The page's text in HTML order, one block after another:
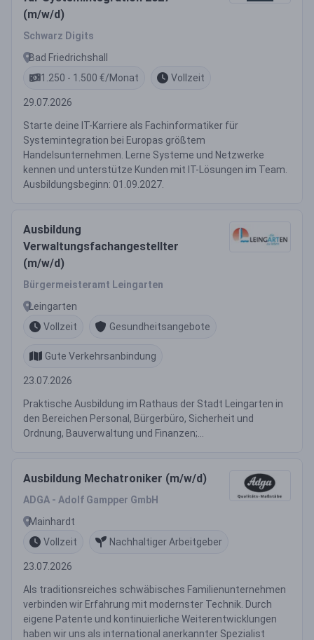
(m/w/d)
Schwarz Digits
Bad Friedrichshall
1.250 - 1.500 €/Monat
Vollzeit
29.07.2026
Starte deine IT-Karriere als Fachinformatiker für
Systemintegration bei Europas größtem
Handelsunternehmen. Lerne Systeme und Netzwerke
kennen und unterstütze Kunden mit IT-Lösungen im Team.
Ausbildungsbeginn: 01.09.2027.
Ausbildung
Verwaltungsfachangestellter
(m/w/d)
Bürgermeisteramt Leingarten
Leingarten
Vollzeit
Gesundheitsangebote
Gute Verkehrsanbindung
23.07.2026
Praktische Ausbildung im Rathaus der Stadt Leingarten in
den Bereichen Personal, Bürgerbüro, Sicherheit und
Ordnung, Bauverwaltung und Finanzen;...
Ausbildung Mechatroniker (m/w/d)
ADGA - Adolf Gampper GmbH
Mainhardt
Vollzeit
Nachhaltiger Arbeitgeber
23.07.2026
Als traditionsreiches schwäbisches Familienunternehmen
verbinden wir Erfahrung mit modernster Technik. Durch
eigene Patente und kontinuierliche Weiterentwicklungen
haben wir uns als international anerkannter Spezialist